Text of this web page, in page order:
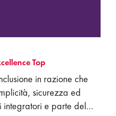
Top
in razione che
sicurezza ed
integratori e parte del